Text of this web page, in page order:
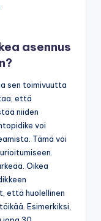
asennus
sen toimivuutta
että
niiden
voi
Tämä voi
Oikea
että huolellinen
Esimerkiksi,